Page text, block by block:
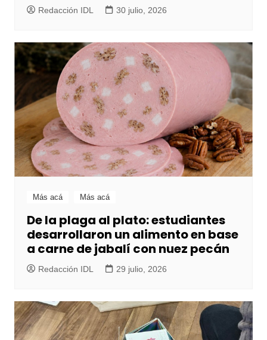
Redacción IDL 30 julio, 2026
Más acá Más acá
De la plaga al plato: estudiantes
desarrollaron un alimento en base
a carne de jabalí con nuez pecán
Redacción IDL 29 julio, 2026